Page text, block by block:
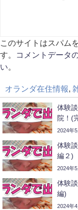
このサイトはスパム
す。
コメントデータ
い
オランダ在住情報
体験
院！(
2024年
体験
編２)
2024年
体験
編)
2024年